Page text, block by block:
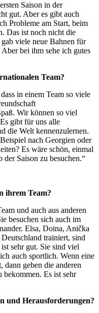
Saison in der
gut. Aber es gibt auch
Probleme am Start, beim
Das ist noch nicht die
viele neue Bahnen für
bei ihm sehe ich gutes
Team?
in einem Team so viele
Wir können so viel
gibt für uns alle
die Welt kennenzulernen.
nach Georgien oder
Es wäre schön, einmal
Saison zu besuchen.“
ihrem Team?
und auch aus anderen
besuchen sich auch im
Elsa, Doina, Anička
trainiert, sind
sehr gut. Sie sind viel
auch sportlich. Wenn eine
dann geben die anderen
Es ist sehr
und Herausforderungen?